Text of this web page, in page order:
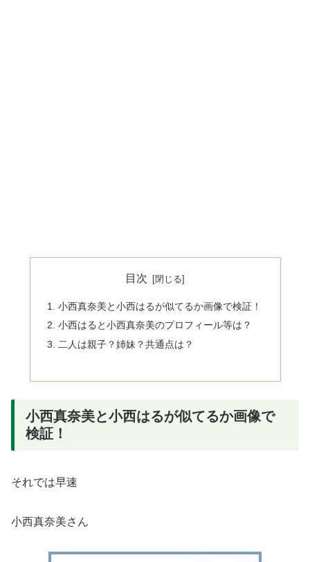
目次
小西真奈美と小西はるが似てるか画像で検証！
小西はると小西真奈美のプロフィール等は？
二人は親子？姉妹？共通点は？
小西真奈美と小西はるが似てるか画像で
検証！
それでは早速
小西真奈美さん